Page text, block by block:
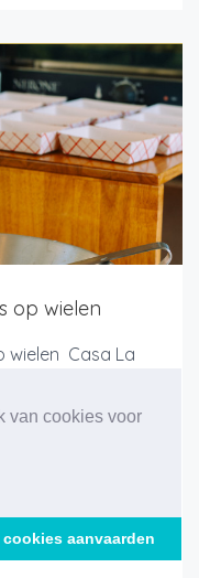
van cookies voor
aanvaarden
op wielen
wielen Casa La
foodtruck vol
zijn
Elena’s